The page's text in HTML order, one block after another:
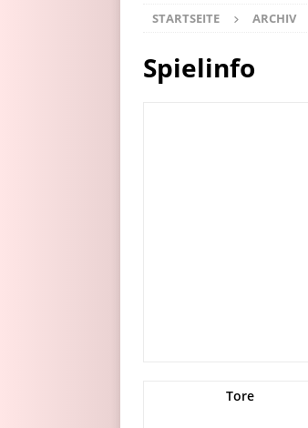
STARTSEITE ARCHIV
Spielinfo
Tore